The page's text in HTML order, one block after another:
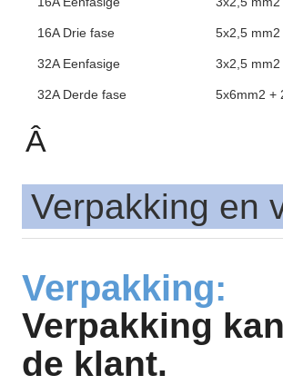
16A Drie fase 5x2,5
32A Eenfasige 3x2,5
32A Derde fase 5x6mm2 +
Â
Verpakking en
Verpakking:
Verpakking
de klant.